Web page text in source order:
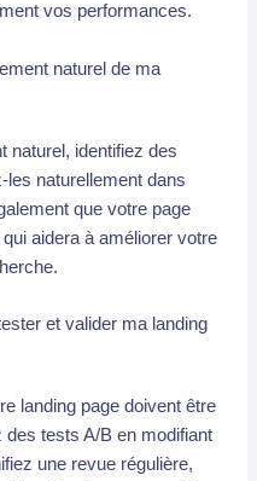
vos performances.
naturel de ma
naturel, identifiez des
les naturellement dans
que votre page
aidera à améliorer votre
et valider ma landing
landing page doivent être
tests A/B en modifiant
une revue régulière,